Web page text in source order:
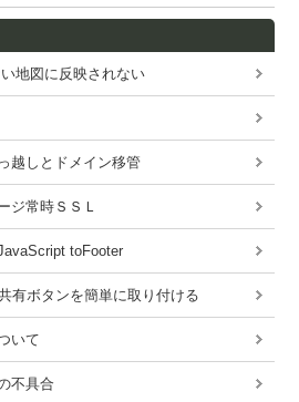
地図に反映されない
越しとドメイン移管
ジ常時ＳＳＬ
toFooter
有ボタンを簡単に取り付ける
いて
不具合